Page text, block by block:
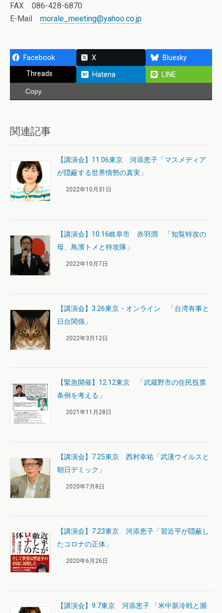
FAX 086-428-6870
E-Mail morale_meeting@yahoo.co.jp
Facebook X
Bluesky
Threads
Hatena LINE
Copy
関連記事
【講演会】11.06東京 河添恵子「マスメディア
が隠蔽する世界情勢の真実」
2022年10月31日
【講演会】10.16岐阜市 赤羽潤 「知覧特攻の
母、鳥濱トメと特攻隊」
2022年10月7日
【講演会】3.26東京・オンライン 「台湾有事と
日台関係」
2022年3月12日
【緊急開催】12.12東京 「武蔵野市の住民投票
条例を考える」
2021年11月28日
【講演会】7.25東京 西村幸祐「武漢ウイルスと
朝日デミック」
2020年7月8日
【講演会】7.23東京 河添恵子「習近平が隠蔽し
たコロナの正体」
2020年6月26日
【講演会】9.7東京 河添恵子 「米中新冷戦と瀕